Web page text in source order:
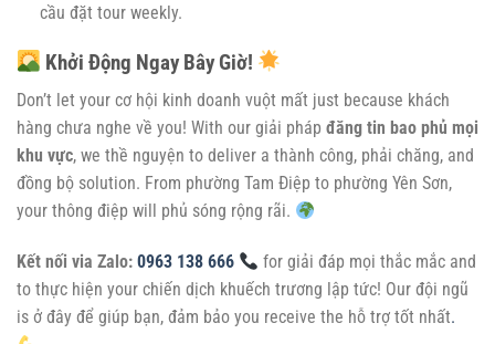
cầu đặt tour weekly.
Khởi Động Ngay Bây Giờ!
Don’t let your cơ hội kinh doanh vuột mất just because khách
hàng chưa nghe về you! With our giải pháp đăng tin bao phủ mọi
khu vực, we thề nguyện to deliver a thành công, phải chăng, and
đồng bộ solution. From phường Tam Điệp to phường Yên Sơn,
your thông điệp will phủ sóng rộng rãi.
Kết nối via Zalo: 0963 138 666
for giải đáp mọi thắc mắc and
to thực hiện your chiến dịch khuếch trương lập tức! Our đội ngũ
is ở đây để giúp bạn, đảm bảo you receive the hỗ trợ tốt nhất.